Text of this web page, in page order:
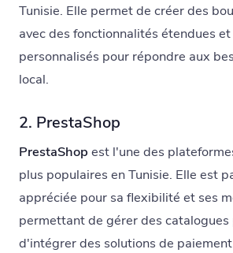
Tunisie. Elle permet de créer des
avec des fonctionnalités étendues
personnalisés pour répondre aux
local.
2. PrestaShop
PrestaShop est l'une des
plus populaires en Tunisie. Elle est
appréciée pour sa flexibilité et ses
permettant de gérer des
d'intégrer des solutions de